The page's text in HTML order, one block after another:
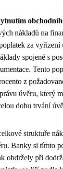
nákladů na
za vyřízení
spojené s
Tento
z
úvěru, který
dobu trvání
struktuře
Banky si tímto
obdržely při